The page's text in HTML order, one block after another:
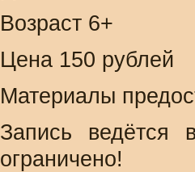
Возраст 6+
Цена 150 рублей
Материалы
Запись ведётся
ограничено!